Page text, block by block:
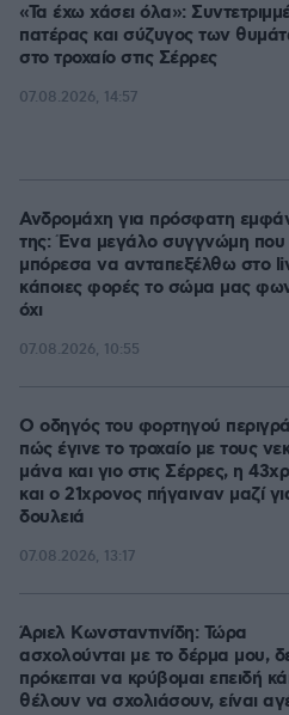
«Τα έχω χάσει όλα»:
πατέρας και σύζυγος των
στο τροχαίο στις Σέρρες
07.08.2026, 14:57
Ανδρομάχη για πρόσφατη
της: Ένα μεγάλο συγγνώμη που
μπόρεσα να ανταπεξέλθω στο
κάποιες φορές το σώμα μας
όχι
07.08.2026, 10:55
Ο οδηγός του φορτηγού
πώς έγινε το τροχαίο με τους
μάνα και γιο στις Σέρρες, η
και ο 21χρονος πήγαιναν μαζί
δουλειά
07.08.2026, 13:17
Άριελ Κωνσταντινίδη: Τώρα
ασχολούνται με το δέρμα μου,
πρόκειται να κρύβομαι επειδή
θέλουν να σχολιάσουν, είναι